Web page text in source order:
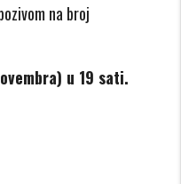
na broj
u 19 sati.